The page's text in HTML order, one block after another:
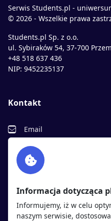
Serwis Students.pl -
© 2026 - Wszelkie prawa
Students.pl Sp. z o.o.
ul. Sybiraków 54, 37-700
+48 518 637 436
NIP: 9452235137
Kontakt
Email
Facebook
Twitter
Informacja dotycząca
Informujemy, iż w celu
naszym serwisie,